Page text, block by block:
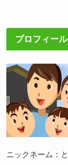
プロフィール
ニックネーム：